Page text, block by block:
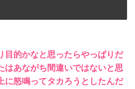
目的かなと思ったらやっぱりだ
はあながち間違いではないと思
に怒鳴ってタカろうとしたんだ